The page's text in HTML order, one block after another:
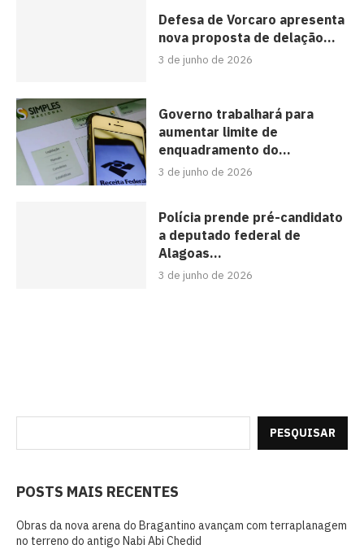
Defesa de Vorcaro apresenta
nova proposta de delação...
3 de junho de 2026
Governo trabalhará para
aumentar limite de
enquadramento do...
3 de junho de 2026
Polícia prende pré-candidato
a deputado federal de
Alagoas...
3 de junho de 2026
PESQUISAR
POSTS MAIS RECENTES
Obras da nova arena do Bragantino avançam com terraplanagem
no terreno do antigo Nabi Abi Chedid